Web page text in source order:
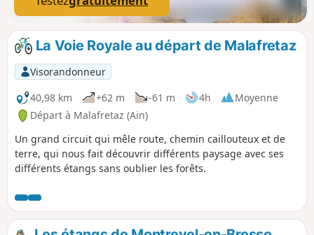
La Voie Royale au départ de Malafretaz
Visorandonneur
40,98 km
+62 m -61 m 4h
Moyenne
Départ à Malafretaz (Ain)
Un grand circuit qui mêle route, chemin caillouteux et de
terre, qui nous fait découvrir différents paysage avec ses
différents étangs sans oublier les forêts.